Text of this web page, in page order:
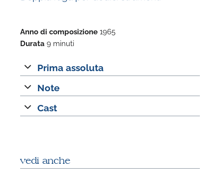
Anno di composizione 1965
Durata 9 minuti
Prima assoluta
Note
Cast
vedi anche